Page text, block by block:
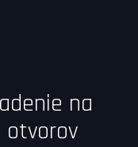
na
otvorov